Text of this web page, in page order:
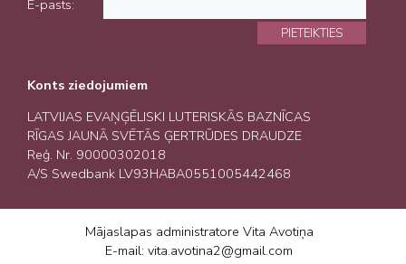
E-pasts:
PIETEIKTIES
Konts ziedojumiem
LATVIJAS EVAŅĢĒLISKI LUTERISKĀS BAZNĪCAS
RĪGAS JAUNĀ SVĒTĀS ĢERTRŪDES DRAUDZE
Reģ. Nr. 90000302018
A/S Swedbank LV93HABA0551005442468
Mājaslapas administratore Vita Avotiņa
E-mail: vita.avotina2@gmail.com